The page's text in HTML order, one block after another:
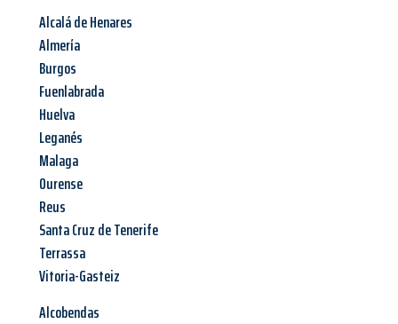
Alcalá de Henares
Almería
Burgos
Fuenlabrada
Huelva
Leganés
Malaga
Ourense
Reus
Santa Cruz de Tenerife
Terrassa
Vitoria-Gasteiz
Alcobendas